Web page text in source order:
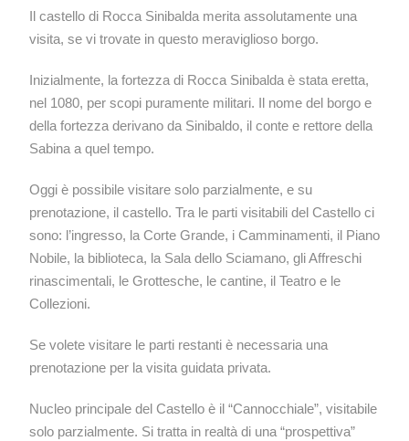
Il castello di Rocca Sinibalda merita assolutamente una
visita, se vi trovate in questo meraviglioso borgo.
Inizialmente, la fortezza di Rocca Sinibalda è stata eretta,
nel 1080, per scopi puramente militari. Il nome del borgo e
della fortezza derivano da Sinibaldo, il conte e rettore della
Sabina a quel tempo.
Oggi è possibile visitare solo parzialmente, e su
prenotazione, il castello. Tra le parti visitabili del Castello ci
sono: l’ingresso, la Corte Grande, i Camminamenti, il Piano
Nobile, la biblioteca, la Sala dello Sciamano, gli Affreschi
rinascimentali, le Grottesche, le cantine, il Teatro e le
Collezioni.
Se volete visitare le parti restanti è necessaria una
prenotazione per la visita guidata privata.
Nucleo principale del Castello è il “Cannocchiale”, visitabile
solo parzialmente. Si tratta in realtà di una “prospettiva”